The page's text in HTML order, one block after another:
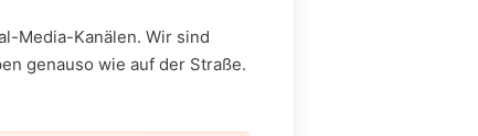
Media-Kanälen. Wir sind
genauso wie auf der Straße.